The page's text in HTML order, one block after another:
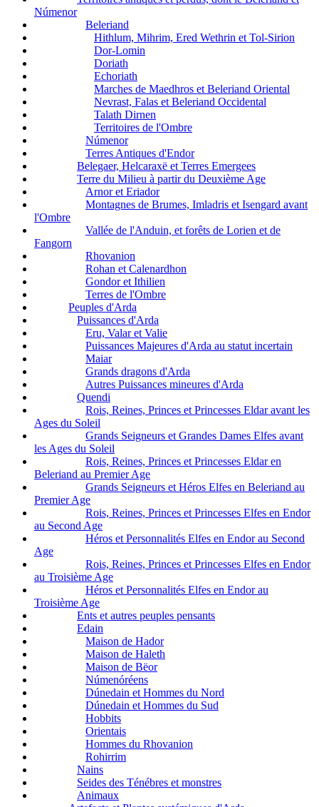
Númenor
Beleriand
Hithlum, Mihrim, Ered Wethrin et Tol-Sirion
Dor-Lomin
Doriath
Echoriath
Marches de Maedhros et Beleriand Oriental
Nevrast, Falas et Beleriand Occidental
Talath Dirnen
Territoires de l'Ombre
Númenor
Terres Antiques d'Endor
Belegaer, Helcaraxë et Terres Emergees
Terre du Milieu à partir du Deuxième Age
Arnor et Eriador
Montagnes de Brumes, Imladris et Isengard avant
l'Ombre
Vallée de l'Anduin, et forêts de Lorien et de
Fangorn
Rhovanion
Rohan et Calenardhon
Gondor et Ithilien
Terres de l'Ombre
Peuples d'Arda
Puissances d'Arda
Eru, Valar et Valie
Puissances Majeures d'Arda au statut incertain
Maiar
Grands dragons d'Arda
Autres Puissances mineures d'Arda
Quendi
Rois, Reines, Princes et Princesses Eldar avant les
Ages du Soleil
Grands Seigneurs et Grandes Dames Elfes avant
les Ages du Soleil
Rois, Reines, Princes et Princesses Eldar en
Beleriand au Premier Age
Grands Seigneurs et Héros Elfes en Beleriand au
Premier Age
Rois, Reines, Princes et Princesses Elfes en Endor
au Second Age
Héros et Personnalités Elfes en Endor au Second
Age
Rois, Reines, Princes et Princesses Elfes en Endor
au Troisième Age
Héros et Personnalités Elfes en Endor au
Troisième Age
Ents et autres peuples pensants
Edain
Maison de Hador
Maison de Haleth
Maison de Bëor
Númenóréens
Dúnedain et Hommes du Nord
Dúnedain et Hommes du Sud
Hobbits
Orientais
Hommes du Rhovanion
Rohirrim
Nains
Seides des Ténébres et monstres
Animaux